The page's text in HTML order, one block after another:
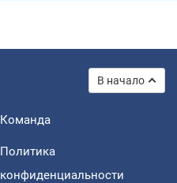
В начало
Команда
Политика
конфиденциальности